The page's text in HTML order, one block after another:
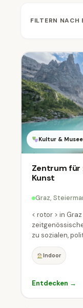
FILTERN NACH
Kultur &
Zentrum für
Kunst
Graz,
< rotor > in
zu sozialen,
Indoor
Entdecken →